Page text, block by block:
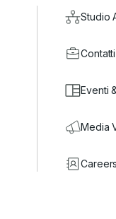
Studio
Contatti
Eventi
Media